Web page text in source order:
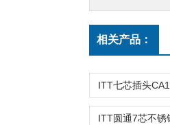
相关产品：